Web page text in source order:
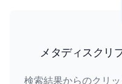
メタディスクリ
検索結果からのクリ